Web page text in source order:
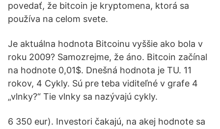
povedať, že bitcoin je kryptomena, ktorá sa
používa na celom svete.
Je aktuálna hodnota Bitcoinu vyššie ako bola v
roku 2009? Samozrejme, že áno. Bitcoin začínal
na hodnote 0,01$. Dnešná hodnota je TU. 11
rokov, 4 Cykly. Sú pre teba viditeľné v grafe 4
„vlnky?“ Tie vlnky sa nazývajú cykly.
6 350 eur). Investori čakajú, na akej hodnote sa